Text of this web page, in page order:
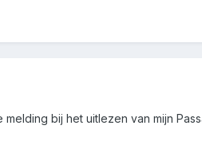
bij het uitlezen van mijn